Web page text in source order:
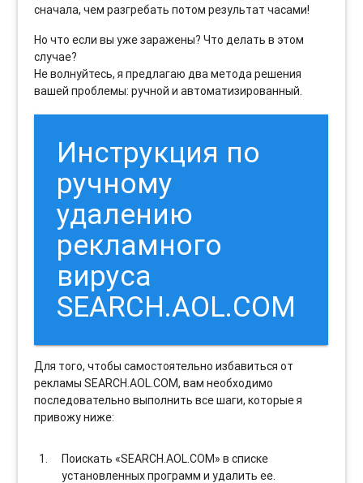
сначала, чем разгребать потом результат часами!
Но что если вы уже заражены? Что делать в этом
случае?
Не волнуйтесь, я предлагаю два метода решения
вашей проблемы: ручной и автоматизированный.
Инструкция по
ручному
удалению
рекламного
вируса
SEARCH.AOL.COM
Для того, чтобы самостоятельно избавиться от
рекламы SEARCH.AOL.COM, вам необходимо
последовательно выполнить все шаги, которые я
привожу ниже:
Поискать «SEARCH.AOL.COM» в списке
установленных программ и удалить ее.